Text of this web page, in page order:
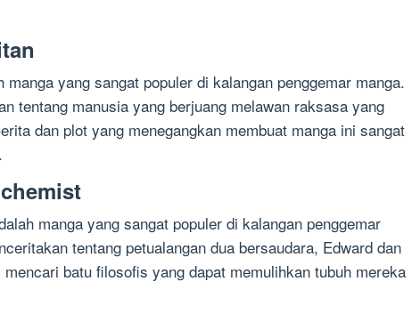
yang sangat populer di kalangan penggemar manga.
tentang manusia yang berjuang melawan raksasa yang
dan plot yang menegangkan membuat manga ini sangat
manga yang sangat populer di kalangan penggemar
tentang petualangan dua bersaudara, Edward dan
batu filosofis yang dapat memulihkan tubuh mereka